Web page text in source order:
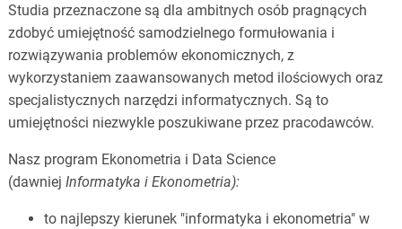
Studia przeznaczone są dla ambitnych osób pragnących
zdobyć umiejętność samodzielnego formułowania i
rozwiązywania problemów ekonomicznych, z
wykorzystaniem zaawansowanych metod ilościowych oraz
specjalistycznych narzędzi informatycznych. Są to
umiejętności niezwykle poszukiwane przez pracodawców.
Nasz program Ekonometria i Data Science
(dawniej Informatyka i Ekonometria):
to najlepszy kierunek "informatyka i ekonometria" w